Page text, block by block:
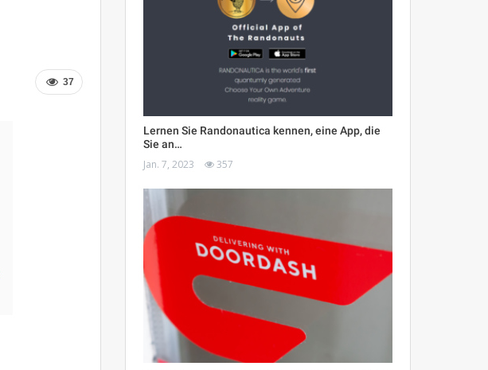
37
Lernen Sie Randonautica kennen, eine App, die
Sie an…
Jan. 7, 2023 357